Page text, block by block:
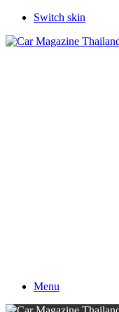
Switch skin
Menu